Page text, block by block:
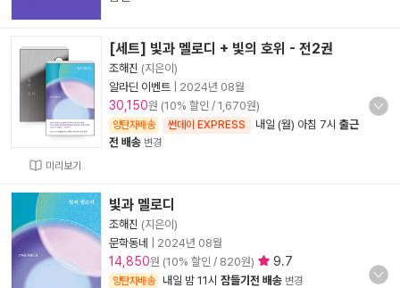
미리보기
[세트] 빛과 멜로디 + 빛의 호위 - 전2권
조해진 (지은이)
알라딘 이벤트
2024년 08월
30,150원 (10% 할인 / 1,670원)
양탄자배송 썬데이 EXPRESS 내일 (월) 아침 7시 출근
전 배송 변경
빛과 멜로디
조해진 (지은이)
문학동네
2024년 08월
14,850원 (10% 할인 / 820원) 9.7
양탄자배송 내일 밤 11시 잠들기전 배송 변경